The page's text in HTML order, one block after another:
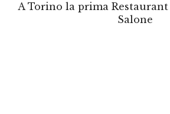
A Torino la prima
Salone